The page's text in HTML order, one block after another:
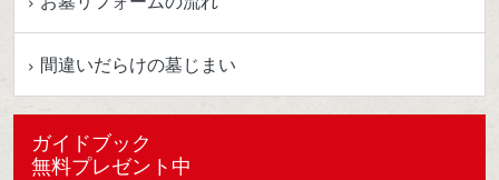
間違いだらけの墓じまい
ガイドブック
無料プレゼント中